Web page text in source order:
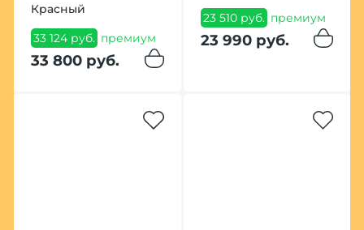
Красный
33 124 руб. премиум
33 800 руб.
23 510 руб. премиум
23 990 руб.